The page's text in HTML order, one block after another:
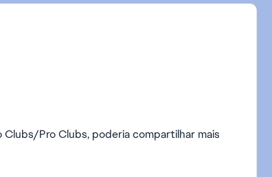
Pro Clubs, poderia compartilhar mais